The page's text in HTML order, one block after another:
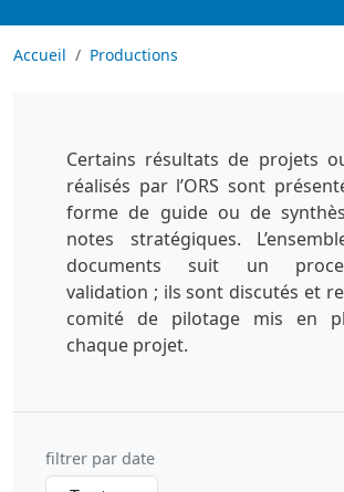
Accueil Productions
Certains résultats de projets
réalisés par l’ORS sont
forme de guide ou de
notes stratégiques.
documents suit un
validation ; ils sont discutés et
comité de pilotage mis en
chaque projet.
filtrer par date